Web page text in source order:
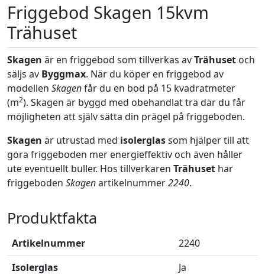
Friggebod Skagen 15kvm
Trähuset
Skagen är en friggebod som tillverkas avTrähuset och
säljs av Byggmax. När du köper en friggebod av
modellen Skagenfår du en bod på 15 kvadratmeter
(m2). Skagen är byggd med obehandlat trä där du får
möjligheten att själv sätta din prägel på friggeboden.
Skagen är utrustad med isolerglassom hjälper till att
göra friggeboden mer energieffektiv och även håller
ute eventuellt buller. Hos tillverkaren Trähuset har
friggeboden Skagenartikelnummer2240.
Produktfakta
Artikelnummer
2240
Isolerglas
Ja